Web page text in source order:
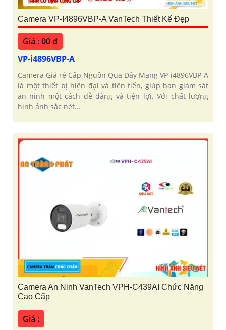
Camera VP-I4896VBP-A VanTech Thiết Kế Đẹp
Giá : 00 ₫
VP-i4896VBP-A
Camera Giá rẻ Cấp Nguồn Qua Dây Mạng VP-i4896VBP-A
là một thiết bị hiện đại và tiên tiến, giúp bạn giám sát
an ninh một cách dễ dàng và tiện lợi. Với chất lượng
hình ảnh sắc nét...
Camera An Ninh VanTech VPH-C439AI Chức Năng
Cao Cấp
Giá :